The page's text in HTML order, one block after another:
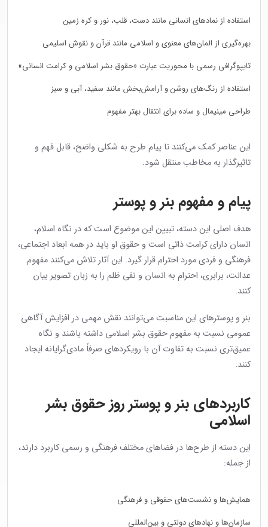
استفاده از نمادهای انسانی مانند دست، قلب، نور و کره زمین
بهره‌گیری از المان‌های معنوی و اسلامی مانند قرآن و نقوش اسلیمی
تایپوگرافی رسمی با محوریت عبارت «حقوق بشر اسلامی و کرامت انسانی»
استفاده از رنگ‌های روشن و آرامش‌بخش مانند سفید، آبی و سبز
طراحی مینیمال و ساده برای انتقال بهتر مفهوم
این عناصر کمک می‌کنند تا پیام طرح به شکلی واضح، قابل فهم و
تاثیرگذار به مخاطب منتقل شود.
پیام و مفهوم بنر و پوستر
هدف اصلی این دسته، تبیین این موضوع است که در نگاه اسلام،
انسان دارای کرامت ذاتی است و حقوق او باید در همه ابعاد اجتماعی،
فرهنگی و فردی مورد احترام قرار گیرد. این آثار تلاش می‌کنند مفهوم
عدالت، برابری، احترام به انسان و نفی ظلم را به زبان تصویر بیان
کنند.
بنر و پوسترهای این مناسبت می‌توانند نقش مهمی در افزایش آگاهی
عمومی نسبت به مفهوم حقوق بشر اسلامی داشته باشند و نگاه
عمیق‌تری نسبت به تفاوت آن با رویکردهای صرفاً مادی‌گرایانه ایجاد
کنند.
کاربردهای بنر و پوستر روز حقوق بشر
اسلامی
این دسته از طرح‌ها در فضاهای مختلف فرهنگی و رسمی کاربرد دارند،
از جمله:
همایش‌ها و نشست‌های حقوقی و فرهنگی
سازمان‌ها و نهادهای دولتی و بین‌المللی